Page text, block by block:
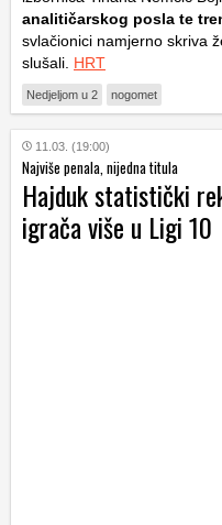
analitičarskog posla te
svlačionici namjerno skriva
slušali. HRT
Nedjeljom u 2 nogomet
11.03. (19:00)
Najviše penala, nijedna titula
Hajduk statistički
igrača više u Ligi 10